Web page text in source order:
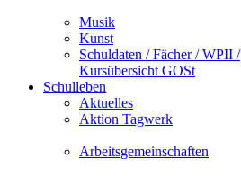
Musik
Kunst
Schuldaten / Fächer / WPII /
Kursübersicht GOSt
Schulleben
Aktuelles
Aktion Tagwerk
Arbeitsgemeinschaften